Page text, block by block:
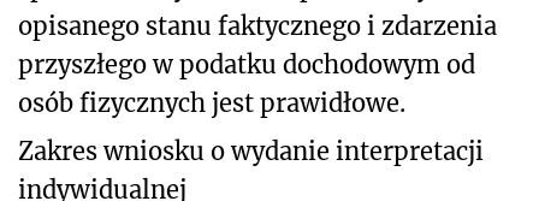
opisanego stanu faktycznego i zdarzenia
przyszłego w podatku dochodowym od
osób fizycznych jest prawidłowe.
Zakres wniosku o wydanie interpretacji
indywidualnej